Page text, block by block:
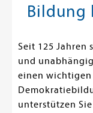
Bildung
Seit 125 Jahren
und
einen
unterstützen